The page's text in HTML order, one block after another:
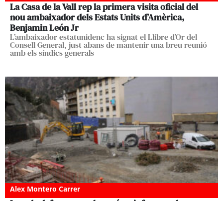
La Casa de la Vall rep la primera visita oficial del
nou ambaixador dels Estats Units d’Amèrica,
Benjamin León Jr
L’ambaixador estatunidenc ha signat el Llibre d’Or del
Consell General, just abans de mantenir una breu reunió
amb els síndics generals
Alex Montero Carrer